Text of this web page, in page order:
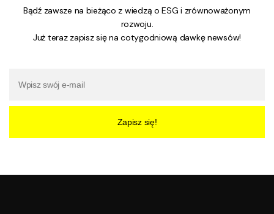
Bądź zawsze na bieżąco z wiedzą o ESG i zrównoważonym
rozwoju.
Już teraz zapisz się na cotygodniową dawkę newsów!
Zapisz się!